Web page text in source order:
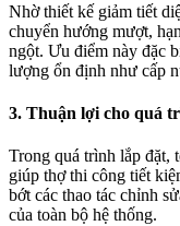
Nhờ thiết kế giảm tiết
chuyển hướng mượt,
ngột. Ưu điểm này đặc
lượng ổn định như cấp
3. Thuận lợi cho quá
Trong quá trình lắp đặt,
giúp thợ thi công tiết
bớt các thao tác chỉnh
của toàn bộ hệ thống.